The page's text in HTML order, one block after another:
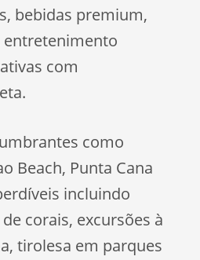
bebidas premium,
entretenimento
com
como
Beach, Punta Cana
incluindo
corais, excursões à
tirolesa em parques